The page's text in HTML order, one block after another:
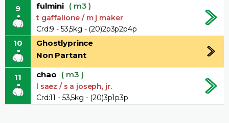
9 fulmini ( m3 )
t gaffalione / m j maker
Crd:9 - 53,5kg - (20)2p3p2p4p
10
Ghostlyprince
Non Partant
11 chao ( m3 )
l saez / s a joseph, jr.
Crd:11 - 53,5kg - (20)3p1p3p